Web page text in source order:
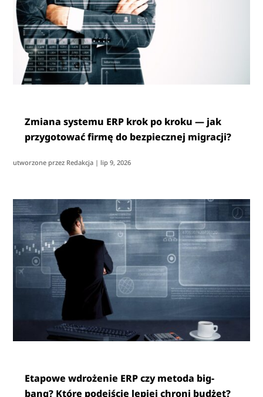
Zmiana systemu ERP krok po kroku — jak
przygotować firmę do bezpiecznej migracji?
utworzone przez Redakcja | lip 9, 2026
Etapowe wdrożenie ERP czy metoda big-
bang? Które podejście lepiej chroni budżet?